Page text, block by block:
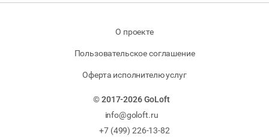
О проекте
Пользовательское соглашение
Оферта исполнителю услуг
© 2017-2026 GoLoft
info@goloft.ru
+7 (499) 226-13-82